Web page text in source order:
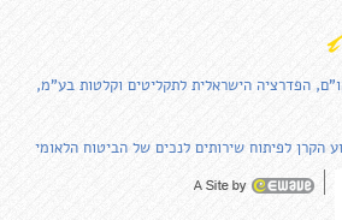
הפדרציה הישראלית לתקליטים וקלטות בע"מ,
הקרן לפיתוח שירותים לנכים של הביטוח הלאומי